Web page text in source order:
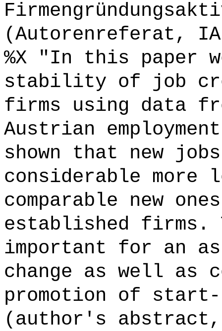
(Autorenreferat,
%X "In this paper
stability of job
firms using data
Austrian
shown that new
considerable more
comparable new
established firms.
important for an
change as well as
promotion of
(author's